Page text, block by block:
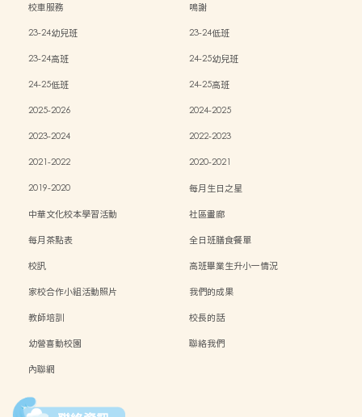
校車服務
鳴謝
23-24幼兒班
23-24低班
23-24高班
24-25幼兒班
24-25低班
24-25高班
2025-2026
2024-2025
2023-2024
2022-2023
2021-2022
2020-2021
2019-2020
每月生日之星
中華文化校本學習活動
社區畫廊
每月茶點表
全日班膳食餐單
校訊
高班畢業生升小一情況
家校合作小組活動照片
我們的成果
教師培訓
校長的話
幼營喜動校園
聯絡我們
內聯網